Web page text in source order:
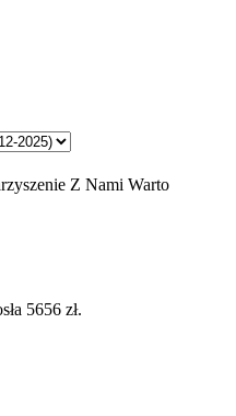
Z Nami Warto
5656 zł.